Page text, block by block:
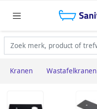
Kranen Wastafelkranen